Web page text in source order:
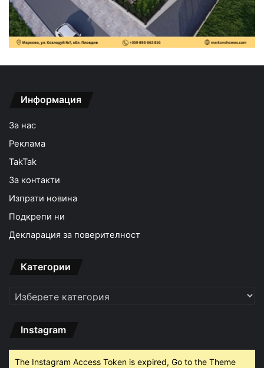
Информация
За нас
Реклама
TakTak
За контакти
Изпрати новина
Подкрепи ни
Декларация за поверителност
Категории
Категории
Instagram
The Instagram Access Token is expired, Go to the Theme